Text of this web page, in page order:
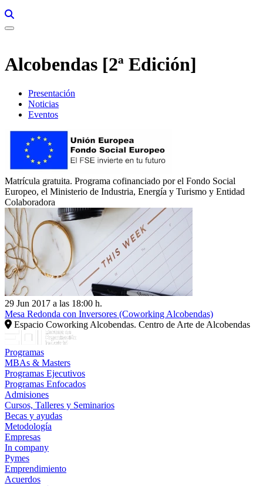
Alcobendas [2ª Edición]
Presentación
Noticias
Eventos
Matrícula gratuita. Programa cofinanciado por el Fondo Social
Europeo, el Ministerio de Industria, Energía y Turismo y Entidad
Colaboradora
29 Jun 2017 a las 18:00 h.
Mesa Redonda con Inversores (Coworking Alcobendas)
Espacio Coworking Alcobendas. Centro de Arte de Alcobendas
Programas
MBAs & Masters
Programas Ejecutivos
Programas Enfocados
Admisiones
Cursos, Talleres y Seminarios
Becas y ayudas
Metodología
Empresas
In company
Pymes
Emprendimiento
Acuerdos